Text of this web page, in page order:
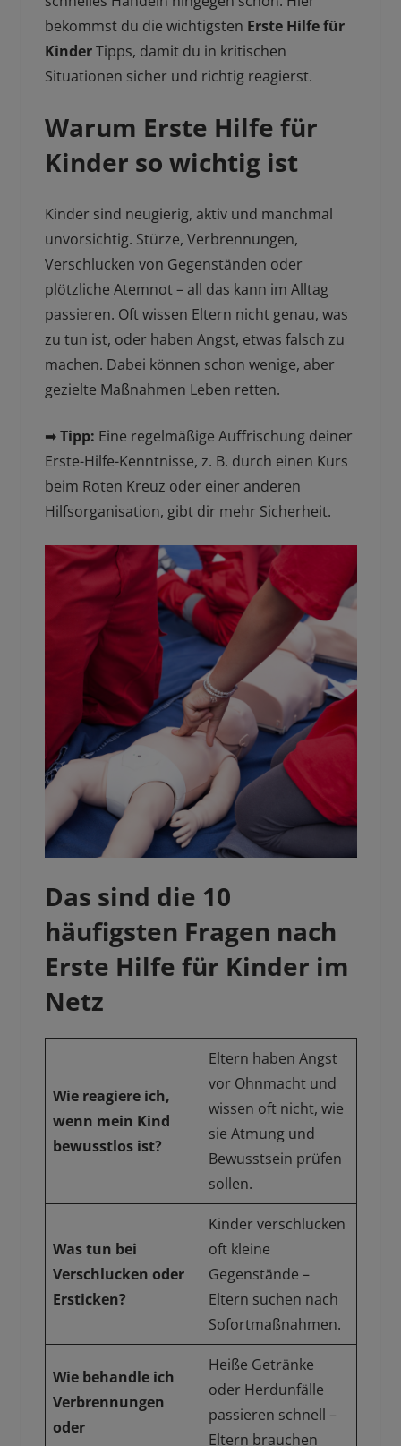
bekommst du die wichtigsten Erste Hilfe für
KinderTipps, damit du in kritischen
Situationen sicher und richtig reagierst.
Warum Erste Hilfe für
Kinder so wichtig ist
Kinder sind neugierig, aktiv und manchmal
unvorsichtig. Stürze, Verbrennungen,
Verschlucken von Gegenständen oder
plötzliche Atemnot – all das kann im Alltag
passieren. Oft wissen Eltern nicht genau, was
zu tun ist, oder haben Angst, etwas falsch zu
machen. Dabei können schon wenige, aber
gezielte Maßnahmen Leben retten.
➡Tipp: Eine regelmäßige Auffrischung deiner
Erste-Hilfe-Kenntnisse, z. B. durch einen Kurs
beim Roten Kreuz oder einer anderen
Hilfsorganisation, gibt dir mehr Sicherheit.
Das sind die 10
häufigsten Fragen nach
Erste Hilfe für Kinder im
Netz
Wie reagiere ich,
wenn mein Kind
bewusstlos ist?
Eltern haben Angst
vor Ohnmacht und
wissen oft nicht, wie
sie Atmung und
Bewusstsein prüfen
sollen.
Was tun bei
Verschlucken oder
Ersticken?
Kinder verschlucken
oft kleine
Gegenstände –
Eltern suchen nach
Sofortmaßnahmen.
Wie behandle ich
Verbrennungen
oder
Heiße Getränke
oder Herdunfälle
passieren schnell –
Eltern brauchen